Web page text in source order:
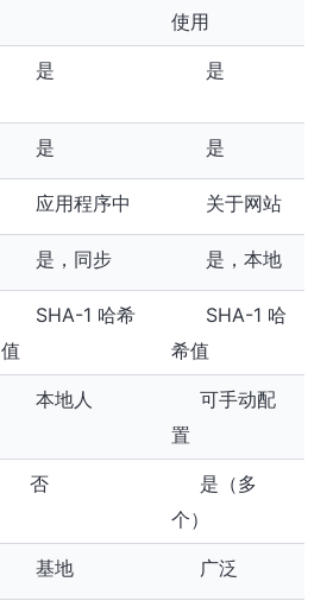
使用
是 是
是 是
应用程序中 关于网站
是，同步 是，本地
SHA-1 哈希
值
SHA-1 哈
希值
本地人
可手动配
置
否
是（多
个）
基地 广泛